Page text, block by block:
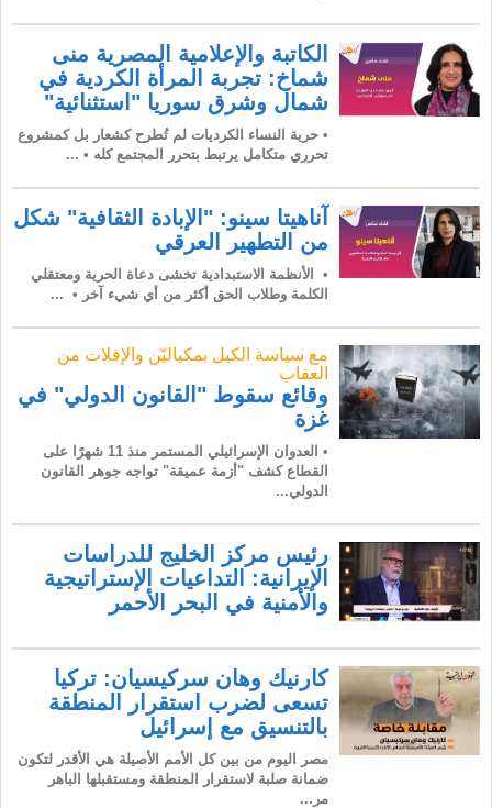
الكاتبة والإعلامية المصرية منى
شماخ: تجربة المرأة الكردية في
شمال وشرق سوريا "استثنائية"
• حرية النساء الكرديات لم تُطرح كشعار بل كمشروع
تحرري متكامل يرتبط بتحرر المجتمع كله • ...
آناهيتا سينو: "الإبادة الثقافية" شكل
من التطهير العرقي
• الأنظمة الاستبدادية تخشى دعاة الحرية ومعتقلي
الكلمة وطلاب الحق أكثر من أي شيء آخر • ...
مع سياسة الكيل بمكياليّن والإفلات من
العقاب
وقائع سقوط "القانون الدولي" في
غزة
• العدوان الإسرائيلي المستمر منذ 11 شهرًا على
القطاع كشف "أزمة عميقة" تواجه جوهر القانون
الدولي...
رئيس مركز الخليج للدراسات
الإيرانية: التداعيات الإستراتيجية
والأمنية في البحر الأحمر
كارنيك وهان سركيسيان: تركيا
تسعى لضرب استقرار المنطقة
بالتنسيق مع إسرائيل
مصر اليوم من بين كل الأمم الأصيلة هي الأقدر لتكون
ضمانة صلبة لاستقرار المنطقة ومستقبلها الباهر
مر...